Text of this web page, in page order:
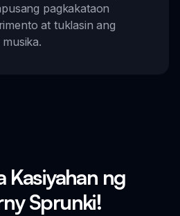
pagkakataon
at tuklasin ang
Kasiyahan ng
Sprunki!